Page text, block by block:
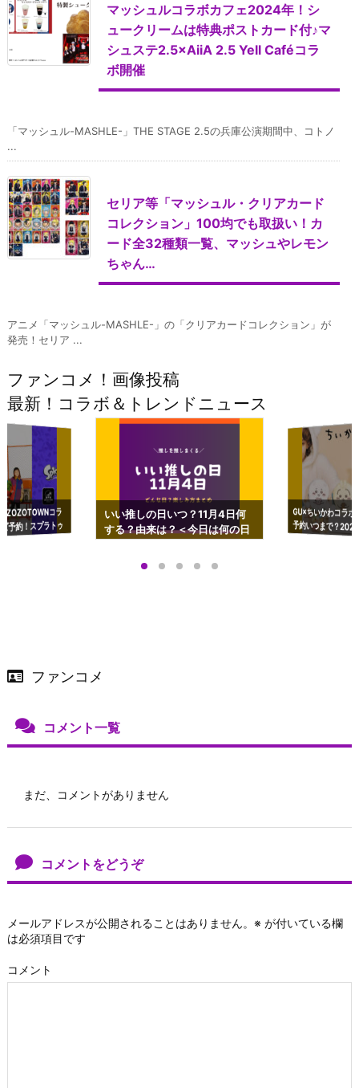
マッシュルコラボカフェ2024年！シ
ュークリームは特典ポストカード付♪マ
シュステ2.5×AiiA 2.5 Yell Caféコラ
ボ開催
「マッシュル-MASHLE-」THE STAGE 2.5の兵庫公演期間中、コトノ
...
セリア等「マッシュル・クリアカード
コレクション」100均でも取扱い！カ
ード全32種類一覧、マッシュやレモン
ちゃん…
アニメ「マッシュル-MASHLE-」の「クリアカードコレクション」が
発売！セリア ...
ファンコメ！画像投稿
最新！コラボ＆トレンドニュース
コラ
予約！スプラトゥ
ップも渋谷Hz
いい推しの日いつ？11月4日何
する？由来は？＜今日は何の日
GU×ちいかわコラ
予約いつまで？
ーチやショルダー
ファンコメ
コメント一覧
まだ、コメントがありません
コメントをどうぞ
メールアドレスが公開されることはありません。 ※ が付いている欄
は必須項目です
コメント